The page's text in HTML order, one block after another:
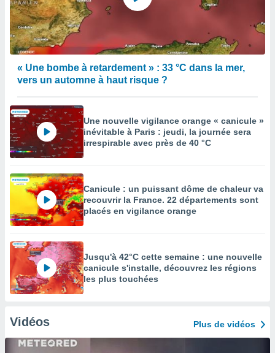
« Une bombe à retardement » : 33 °C dans la mer,
vers un automne à haut risque ?
Une nouvelle vigilance orange « canicule »
inévitable à Paris : jeudi, la journée sera
irrespirable avec près de 40 °C
Canicule : un puissant dôme de chaleur va
recouvrir la France. 22 départements sont
placés en vigilance orange
Jusqu'à 42°C cette semaine : une nouvelle
canicule s'installe, découvrez les régions
les plus touchées
Vidéos Plus de vidéos